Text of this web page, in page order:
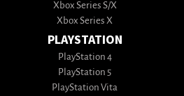
Xbox Series S/X
Xbox Series X
PLAYSTATION
PlayStation 4
PlayStation 5
PlayStation Vita